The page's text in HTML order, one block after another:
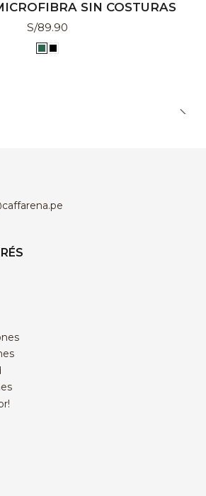
SIN COSTURAS
S/89.90